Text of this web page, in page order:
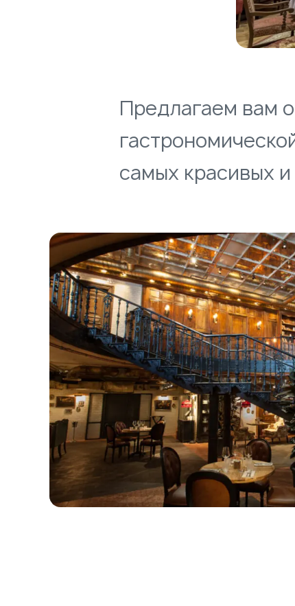
Предлагаем вам
самых красивых